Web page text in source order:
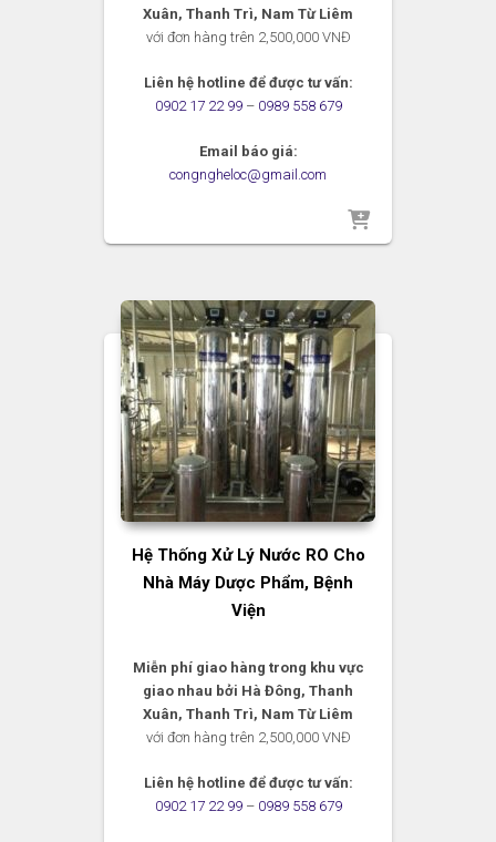
Xuân, Thanh Trì, Nam Từ Liêm
với đơn hàng trên 2,500,000 VNĐ
Liên hệ hotline để được tư vấn:
0902 17 22 99– 0989 558 679
Email báo giá:
congngheloc@gmail.com
Hệ Thống Xử Lý Nước RO Cho
Nhà Máy Dược Phẩm, Bệnh
Viện
Miễn phí giao hàng trong khu vực
giao nhau bởi Hà Đông, Thanh
Xuân, Thanh Trì, Nam Từ Liêm
với đơn hàng trên 2,500,000 VNĐ
Liên hệ hotline để được tư vấn:
0902 17 22 99– 0989 558 679